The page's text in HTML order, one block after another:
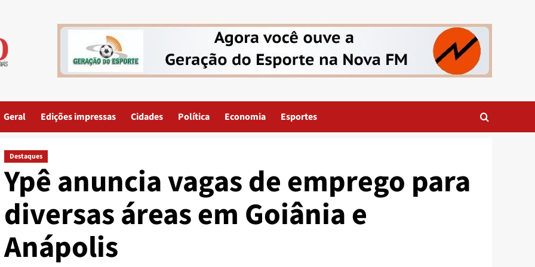
Geral Edições impressas Cidades Política Economia Esportes
Destaques
Ypê anuncia vagas de emprego para
diversas áreas em Goiânia e
Anápolis